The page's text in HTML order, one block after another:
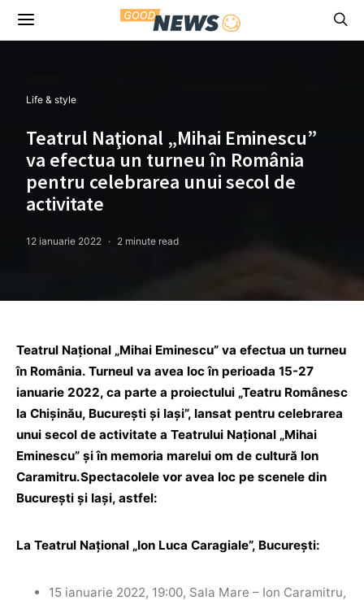
Life & style
Teatrul Naţional „Mihai Eminescu”
va efectua un turneu în România
pentru celebrarea unui secol de
activitate
12 ianuarie 2022 2 minute read
Teatrul Naţional „Mihai Eminescu” va efectua un turneu
în România. Turneul va avea loc în perioada 15-27
ianuarie 2022, ca parte a proiectului „Teatru Românesc
la Chişinău, Bucureşti şi Iaşi”, lansat pentru celebrarea
unui secol de activitate a Teatrului Naţional „Mihai
Eminescu” şi în memoria marelui om de cultură Ion
Caramitru.Spectacolele vor avea loc pe scenele din
Bucureşti şi Iaşi, astfel:
La Teatrul Naţional „Ion Luca Caragiale”, Bucureşti:
15 ianuarie 2022, 19:00, Sala Mare – Ion Caramitru,